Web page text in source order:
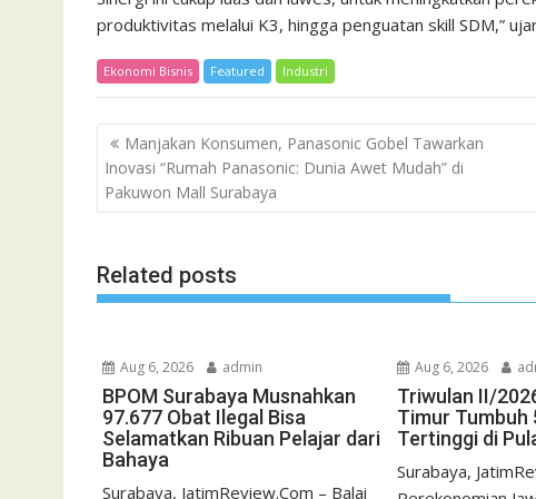
produktivitas melalui K3, hingga penguatan skill SDM,”
Ekonomi Bisnis Featured Industri
Post
navigation
Manjakan Konsumen, Panasonic Gobel Tawarkan
Inovasi “Rumah Panasonic: Dunia Awet Mudah” di
Pakuwon Mall Surabaya
Related posts
Aug 6, 2026 admin
BPOM Surabaya Musnahkan
97.677 Obat Ilegal Bisa
Selamatkan Ribuan Pelajar dari
Bahaya
Surabaya, JatimReview.Com – Balai
Aug 6, 2026
Triwulan II/
Timur Tumbuh
Tertinggi di
Surabaya,